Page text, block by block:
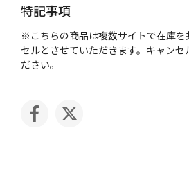
特記事項
※こちらの商品は複数サイトで在庫
セルとさせていただきます。キャン
ださい。